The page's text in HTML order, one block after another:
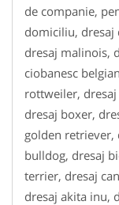
de companie,
domiciliu, dresaj
dresaj malinois,
ciobanesc
rottweiler,
dresaj boxer,
golden retriever,
bulldog, dresaj
terrier, dresaj
dresaj akita inu,